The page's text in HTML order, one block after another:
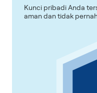
Kunci pribadi Anda
aman dan tidak